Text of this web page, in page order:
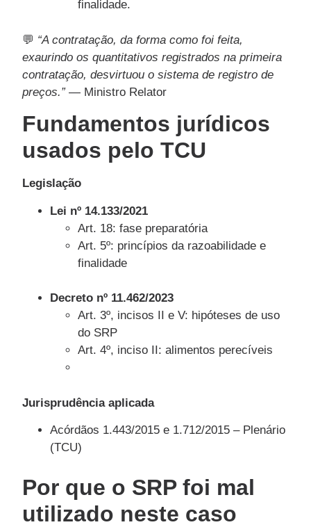
finalidade.
💬 “A contratação, da forma como foi feita,
exaurindo os quantitativos registrados na primeira
contratação, desvirtuou o sistema de registro de
preços.”— Ministro Relator
Fundamentos jurídicos
usados pelo TCU
Legislação
Lei nº 14.133/2021
Art. 18: fase preparatória
Art. 5º: princípios da razoabilidade e
finalidade
Decreto nº 11.462/2023
Art. 3º, incisos II e V: hipóteses de uso
do SRP
Art. 4º, inciso II: alimentos perecíveis
Jurisprudência aplicada
Acórdãos 1.443/2015 e 1.712/2015 – Plenário
(TCU)
Por que o SRP foi mal
utilizado neste caso